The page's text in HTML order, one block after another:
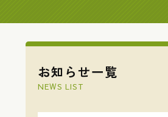
お知らせ一覧
NEWS LIST